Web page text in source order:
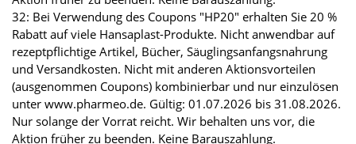
32: Bei Verwendung des Coupons "HP20" erhalten Sie 20 %
Rabatt auf viele Hansaplast-Produkte. Nicht anwendbar auf
rezeptpflichtige Artikel, Bücher, Säuglingsanfangsnahrung
und Versandkosten. Nicht mit anderen Aktionsvorteilen
(ausgenommen Coupons) kombinierbar und nur einzulösen
unter www.pharmeo.de. Gültig: 01.07.2026 bis 31.08.2026.
Nur solange der Vorrat reicht. Wir behalten uns vor, die
Aktion früher zu beenden. Keine Barauszahlung.